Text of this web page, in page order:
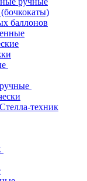
баллонов
техник